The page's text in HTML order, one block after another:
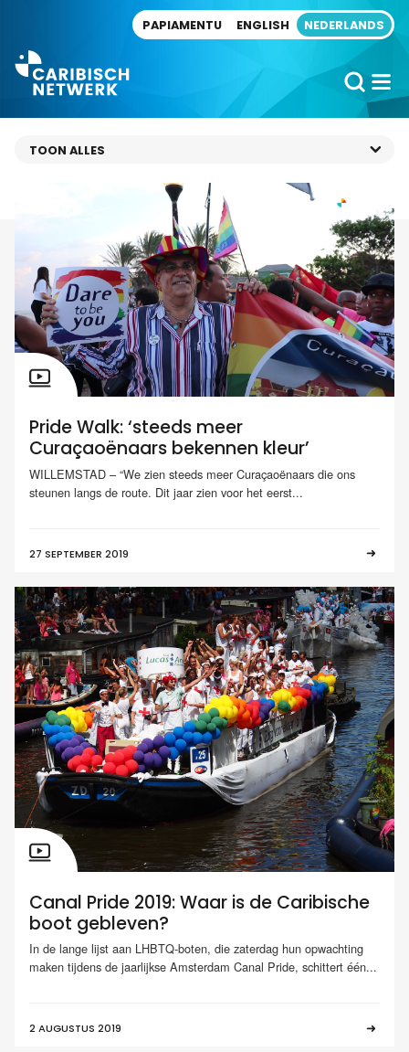
PAPIAMENTU ENGLISH NEDERLANDS
Pride Walk: ‘steeds meer
Curaçaoënaars bekennen kleur’
WILLEMSTAD – “We zien steeds meer Curaçaoënaars die ons
steunen langs de route. Dit jaar zien voor het eerst...
27 SEPTEMBER 2019
Canal Pride 2019: Waar is de Caribische
boot gebleven?
In de lange lijst aan LHBTQ-boten, die zaterdag hun opwachting
maken tijdens de jaarlijkse Amsterdam Canal Pride, schittert één...
2 AUGUSTUS 2019